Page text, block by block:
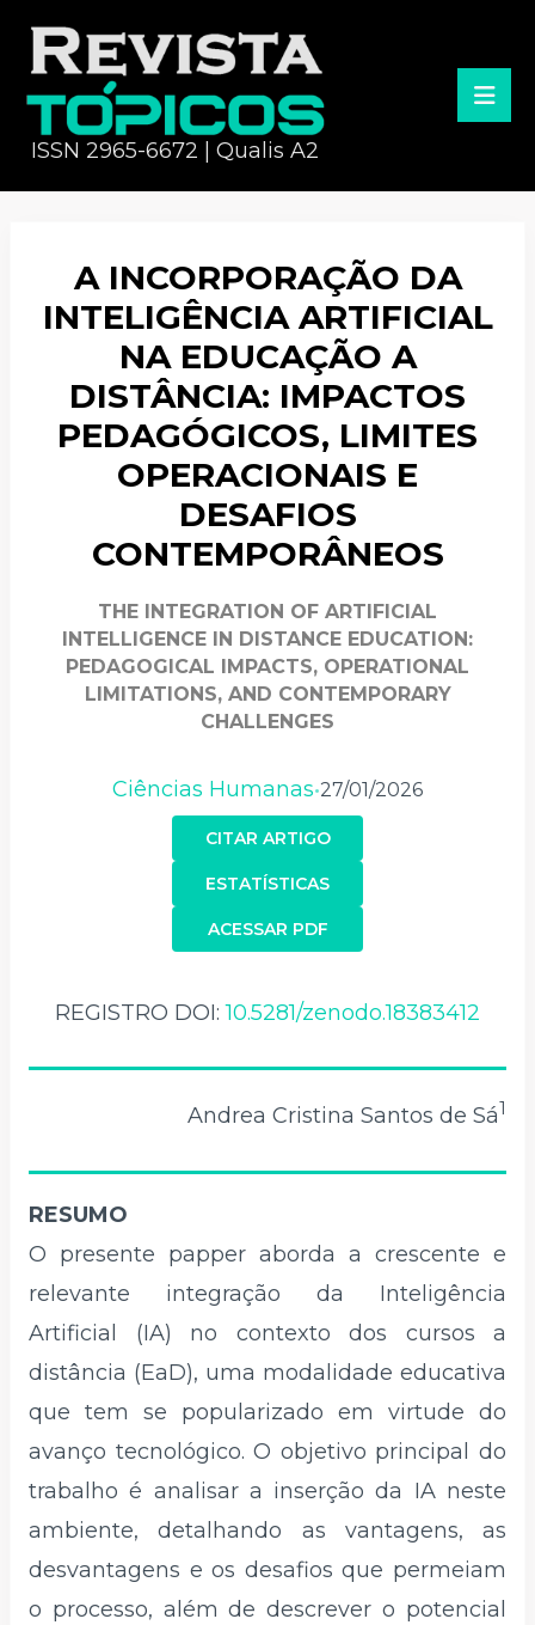
ISSN 2965-6672 | Qualis A2
A INCORPORAÇÃO DA
INTELIGÊNCIA ARTIFICIAL
NA EDUCAÇÃO A
DISTÂNCIA: IMPACTOS
PEDAGÓGICOS, LIMITES
OPERACIONAIS E
DESAFIOS
CONTEMPORÂNEOS
THE INTEGRATION OF ARTIFICIAL
INTELLIGENCE IN DISTANCE EDUCATION:
PEDAGOGICAL IMPACTS, OPERATIONAL
LIMITATIONS, AND CONTEMPORARY
CHALLENGES
Ciências Humanas•27/01/2026
CITAR ARTIGO
ACESSAR PDF
ESTATÍSTICAS
REGISTRO DOI:10.5281/zenodo.18383412
Andrea Cristina Santos de Sá1
RESUMO
O presente papper aborda a crescente e
relevante integração da Inteligência
Artificial (IA) no contexto dos cursos a
distância (EaD), uma modalidade educativa
que tem se popularizado em virtude do
avanço tecnológico. O objetivo principal do
trabalho é analisar a inserção da IA neste
ambiente, detalhando as vantagens, as
desvantagens e os desafios que permeiam
o processo, além de descrever o potencial